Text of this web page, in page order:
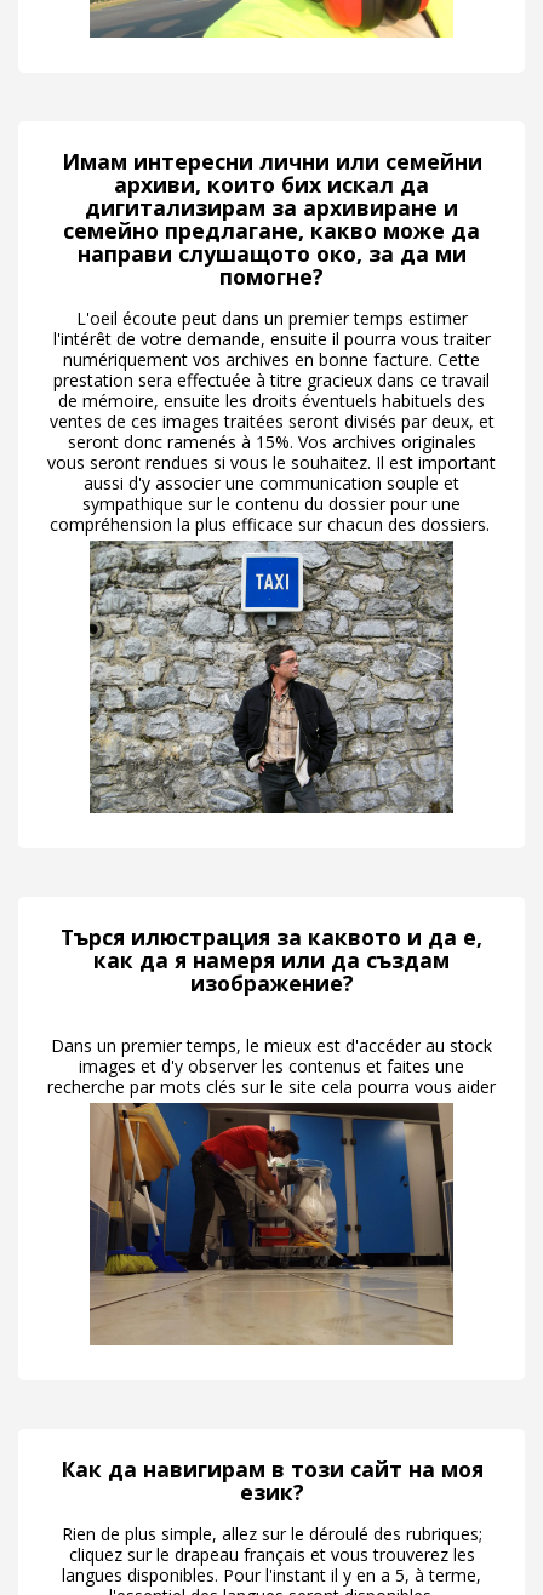
Имам интересни лични или семейни
архиви, които бих искал да
дигитализирам за архивиране и
семейно предлагане, какво може да
направи слушащото око, за да ми
помогне?
L'oeil écoute peut dans un premier temps estimer
l'intérêt de votre demande, ensuite il pourra vous traiter
numériquement vos archives en bonne facture. Cette
prestation sera effectuée à titre gracieux dans ce travail
de mémoire, ensuite les droits éventuels habituels des
ventes de ces images traitées seront divisés par deux, et
seront donc ramenés à 15%. Vos archives originales
vous seront rendues si vous le souhaitez. Il est important
aussi d'y associer une communication souple et
sympathique sur le contenu du dossier pour une
compréhension la plus efficace sur chacun des dossiers.
Търся илюстрация за каквото и да е,
как да я намеря или да създам
изображение?
Dans un premier temps, le mieux est d'accéder au stock
images et d'y observer les contenus et faites une
recherche par mots clés sur le site cela pourra vous aider
Как да навигирам в този сайт на моя
език?
Rien de plus simple, allez sur le déroulé des rubriques;
cliquez sur le drapeau français et vous trouverez les
langues disponibles. Pour l'instant il y en a 5, à terme,